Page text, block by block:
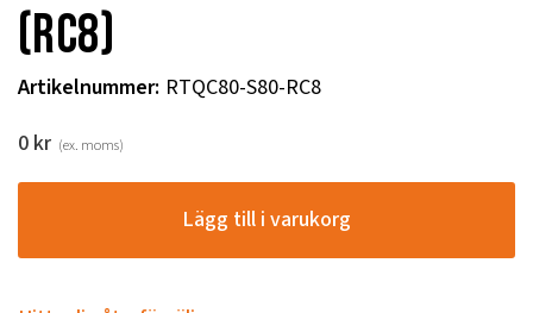
(RC8)
Artikelnummer: RTQC80-S80-RC8
0 kr (ex. moms)
Lägg till i varukorg